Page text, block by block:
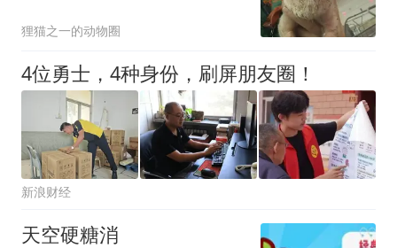
狸猫之一的动物圈
4位勇士，4种身份，刷屏朋友圈！
新浪财经
天空硬糖消